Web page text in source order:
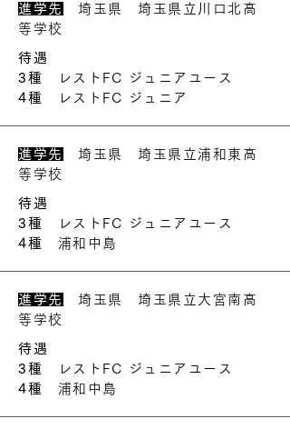
進学先
埼玉県 埼玉県立川口北高
等学校
待遇
3種
レストFC ジュニアユース
4種
レストFC ジュニア
進学先
埼玉県 埼玉県立浦和東高
等学校
待遇
3種
レストFC ジュニアユース
4種 浦和中島
進学先
埼玉県 埼玉県立大宮南高
等学校
待遇
3種
レストFC ジュニアユース
4種 浦和中島